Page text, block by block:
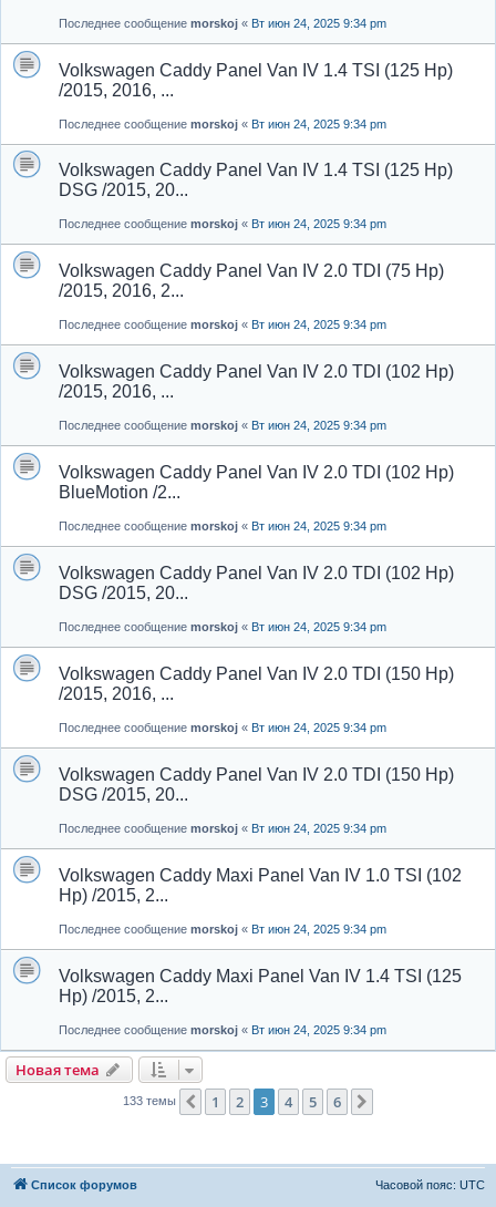
Последнее сообщение morskoj « Вт июн 24, 2025 9:34 pm
Volkswagen Caddy Panel Van IV 1.4 TSI (125 Hp)
/2015, 2016, ...
Последнее сообщение morskoj « Вт июн 24, 2025 9:34 pm
Volkswagen Caddy Panel Van IV 1.4 TSI (125 Hp)
DSG /2015, 20...
Последнее сообщение morskoj « Вт июн 24, 2025 9:34 pm
Volkswagen Caddy Panel Van IV 2.0 TDI (75 Hp)
/2015, 2016, 2...
Последнее сообщение morskoj « Вт июн 24, 2025 9:34 pm
Volkswagen Caddy Panel Van IV 2.0 TDI (102 Hp)
/2015, 2016, ...
Последнее сообщение morskoj « Вт июн 24, 2025 9:34 pm
Volkswagen Caddy Panel Van IV 2.0 TDI (102 Hp)
BlueMotion /2...
Последнее сообщение morskoj « Вт июн 24, 2025 9:34 pm
Volkswagen Caddy Panel Van IV 2.0 TDI (102 Hp)
DSG /2015, 20...
Последнее сообщение morskoj « Вт июн 24, 2025 9:34 pm
Volkswagen Caddy Panel Van IV 2.0 TDI (150 Hp)
/2015, 2016, ...
Последнее сообщение morskoj « Вт июн 24, 2025 9:34 pm
Volkswagen Caddy Panel Van IV 2.0 TDI (150 Hp)
DSG /2015, 20...
Последнее сообщение morskoj « Вт июн 24, 2025 9:34 pm
Volkswagen Caddy Maxi Panel Van IV 1.0 TSI (102
Hp) /2015, 2...
Последнее сообщение morskoj « Вт июн 24, 2025 9:34 pm
Volkswagen Caddy Maxi Panel Van IV 1.4 TSI (125
Hp) /2015, 2...
Последнее сообщение morskoj « Вт июн 24, 2025 9:34 pm
Новая тема
133 темы Пред.
1 2 3 4 5 6
Список форумов Часовой пояс: UTC